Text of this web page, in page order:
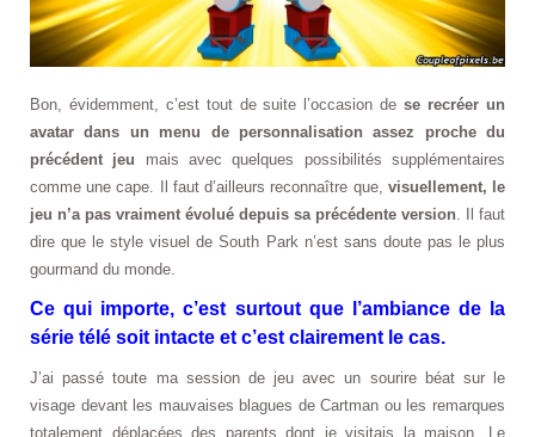
Bon, évidemment, c’est tout de suite l’occasion dese recréer un
avatar dans un menu de personnalisation assez proche du
précédent jeu mais avec quelques possibilités supplémentaires
comme une cape. Il faut d’ailleurs reconnaître que, visuellement, le
jeu n’a pas vraiment évolué depuis sa précédente version. Il faut
dire que le style visuel de South Park n’est sans doute pas le plus
gourmand du monde.
Ce qui importe, c’est surtout que l’ambiance de la
série télé soit intacte et c’est clairement le cas.
J’ai passé toute ma session de jeu avec un sourire béat sur le
visage devant les mauvaises blagues de Cartman ou les remarques
totalement déplacées des parents dont je visitais la maison. Le